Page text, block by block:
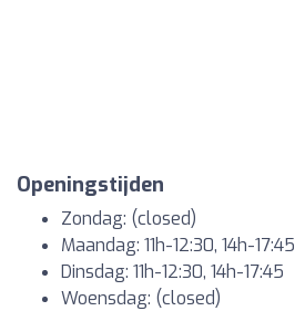
Openingstijden
Zondag: (closed)
Maandag: 11h-12:30, 14h-17:45
Dinsdag: 11h-12:30, 14h-17:45
Woensdag: (closed)